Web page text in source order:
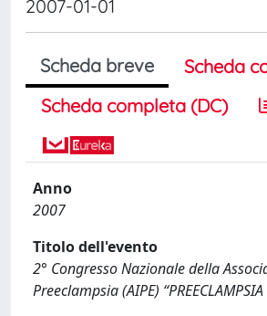
2007-01-01
Scheda breve
Scheda
Scheda completa (DC)
Anno
2007
Titolo dell'evento
2° Congresso Nazionale della
Preeclampsia (AIPE)